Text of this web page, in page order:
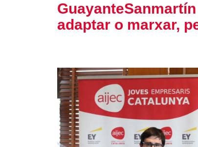
adaptar o marxar,